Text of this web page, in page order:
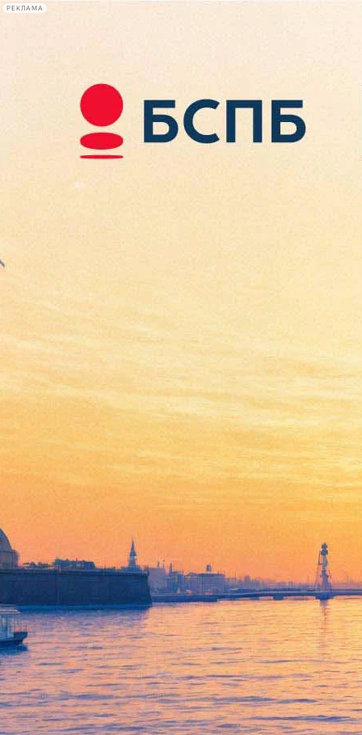
РЕКЛАМА
Сегодня:
2026.08.07
17:23
Афиша Plus
«Алису» Андрея Могучего с
Алисой Фрейндлих покажут
онлайн